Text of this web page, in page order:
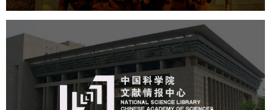
中国科学院文献情报中心